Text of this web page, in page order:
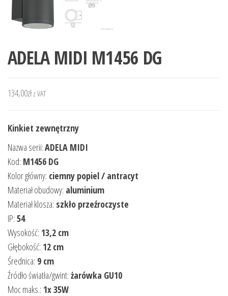
ADELA MIDI M1456 DG
134,00zł z VAT
Kinkiet zewnętrzny
Nazwa serii:ADELA MIDI
Kod: M1456 DG
Kolor główny: ciemny popiel / antracyt
Materiał obudowy: aluminium
Materiał klosza: szkło przeźroczyste
IP: 54
Wysokość: 13,2 cm
Głębokość: 12 cm
Średnica: 9 cm
Źródło światła/gwint: żarówka GU10
Moc maks.: 1x 35W